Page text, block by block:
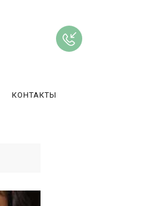
КОНТАКТЫ